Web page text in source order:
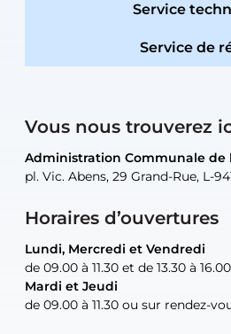
Service
Service de
Vous nous trouverez
Administration Communale de
pl. Vic. Abens, 29 Grand-Rue, L-
Horaires d’ouvertures
Lundi, Mercredi et Vendredi
de 09.00 à 11.30 et de 13.30 à
Mardi et Jeudi
de 09.00 à 11.30 ou sur rendez-
Administration Communale de
pl. Vic. Abens, 29 Grand-Rue, L-
Lundi, Mercredi et Vendredi
de 09.00 à 11.30 et de 13.30 à
Mardi et Jeudi
de 09.00 à 11.30 ou sur rendez-
Administration Communale de
pl. Vic. Abens, 29 Grand-Rue, L-
uniquement sur rendez-vous
Administration Communale de
pl. Vic. Abens, 29 Grand-Rue, L-
uniquement sur rendez-vous
Atelier Communal de la Ville
30, rue Neugarten, L-9422
uniquement sur rendez-vous